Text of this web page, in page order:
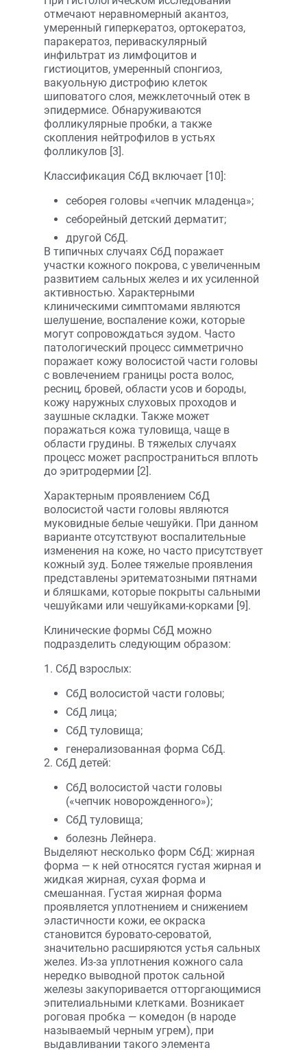
отмечают неравномерный акантоз,
умеренный гиперкератоз, ортокератоз,
паракератоз, периваскулярный
инфильтрат из лимфоцитов и
гистиоцитов, умеренный спонгиоз,
вакуольную дистрофию клеток
шиповатого слоя, межклеточный отек в
эпидермисе. Обнаруживаются
фолликулярные пробки, а также
скопления нейтрофилов в устьях
фолликулов [3].
Классификация СбД включает [10]:
себорея головы «чепчик младенца»;
себорейный детский дерматит;
другой СбД.
В типичных случаях СбД поражает
участки кожного покрова, с увеличенным
развитием сальных желез и их усиленной
активностью. Характерными
клиническими симптомами являются
шелушение, воспаление кожи, которые
могут сопровождаться зудом. Часто
патологический процесс симметрично
поражает кожу волосистой части головы
с вовлечением границы роста волос,
ресниц, бровей, области усов и бороды,
кожу наружных слуховых проходов и
заушные складки. Также может
поражаться кожа туловища, чаще в
области грудины. В тяжелых случаях
процесс может распространиться вплоть
до эритродермии [2].
Характерным проявлением СбД
волосистой части головы являются
муковидные белые чешуйки. При данном
варианте отсутствуют воспалительные
изменения на коже, но часто присутствует
кожный зуд. Более тяжелые проявления
представлены эритематозными пятнами
и бляшками, которые покрыты сальными
чешуйками или чешуйками-корками [9].
Клинические формы СбД можно
подразделить следующим образом:
1. СбД взрослых:
СбД волосистой части головы;
СбД лица;
СбД туловища;
генерализованная форма СбД.
2. СбД детей:
СбД волосистой части головы
(«чепчик новорожденного»);
СбД туловища;
болезнь Лейнера.
Выделяют несколько форм СбД: жирная
форма — к ней относятся густая жирная и
жидкая жирная, сухая форма и
смешанная. Густая жирная форма
проявляется уплотнением и снижением
эластичности кожи, ее окраска
становится буровато-сероватой,
значительно расширяются устья сальных
желез. Из-за уплотнения кожного сала
нередко выводной проток сальной
железы закупоривается отторгающимися
эпителиальными клетками. Возникает
роговая пробка — комедон (в народе
называемый черным угрем), при
выдавливании такого элемента